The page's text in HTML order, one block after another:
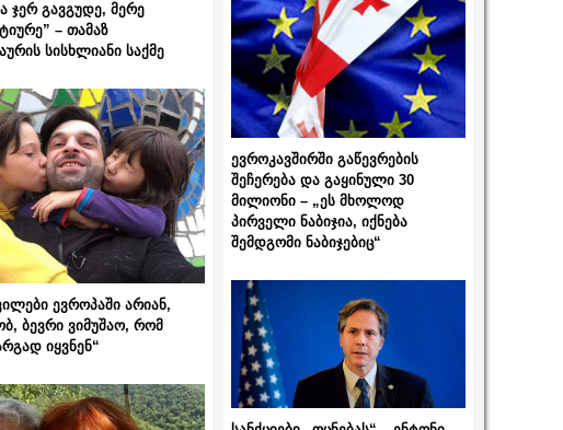
ჯერ გავგუდე, მერე
– თამაზ
სისხლიანი საქმე
ევროპაში არიან,
ბევრი ვიმუშაო, რომ
იყვნენ“
ევროკავშირში გაწევრების
შეჩერება და გაყინული 30
მილიონი – „ეს მხოლოდ
პირველი ნაბიჯია, იქნება
შემდგომი ნაბიჯებიც“